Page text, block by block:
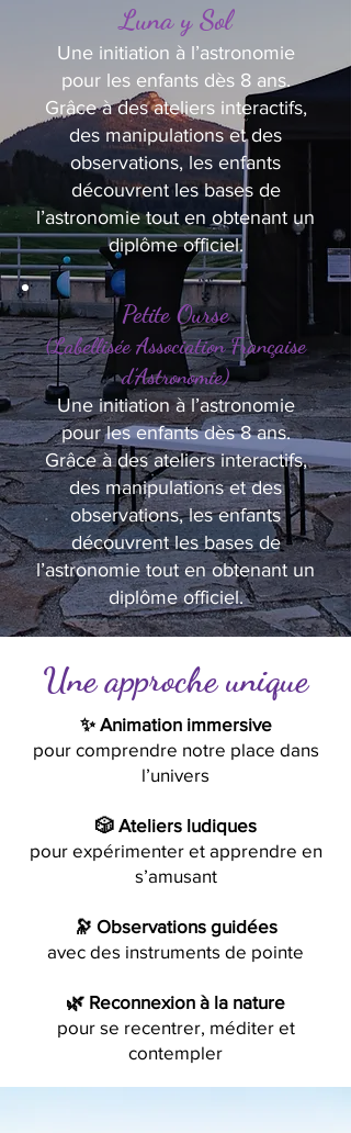
Luna y Sol
Une initiation à l’astronomie
pour les enfants dès 8 ans.
Grâce à des ateliers interactifs,
des manipulations et des
observations, les enfants
découvrent les bases de
l’astronomie tout en obtenant un
diplôme officiel.
Petite Ourse
(Labellisée Association Française
d’Astronomie)
Une initiation à l’astronomie
pour les enfants dès 8 ans.
Grâce à des ateliers interactifs,
des manipulations et des
observations, les enfants
découvrent les bases de
l’astronomie tout en obtenant un
diplôme officiel.
Une approche unique
✨ Animation immersive
pour comprendre notre place dans
l’univers
🎲 Ateliers ludiques
pour expérimenter et apprendre en
s’amusant
🔭 Observations guidées
avec des instruments de pointe
🌿 Reconnexion à la nature
pour se recentrer, méditer et
contempler